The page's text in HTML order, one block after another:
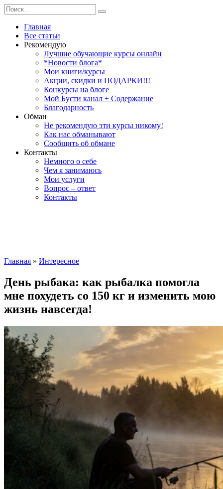
Перейти
к
содержанию
Search
for:
Главная
Все статьи
Рекомендую
Лучшие обучающие курсы онлайн
*Новости блога*
Мои книги/курсы
Акции, скидки и ПОДАРКИ!!!
Конкурсы на блоге
Мой Бусти канал + Содержание
Благодарность
Обман
Не рекомендую эти курсы никому!
Как нас обманывают
Сообщить об обмане
Контакты
Немного о себе
Чем я занимаюсь
Мои услуги
Вопрос – ответ
Контакты
Главная » Интересное
День рыбака: как рыбалка помогла
мне похудеть со 150 кг и изменить мою
жизнь навсегда!